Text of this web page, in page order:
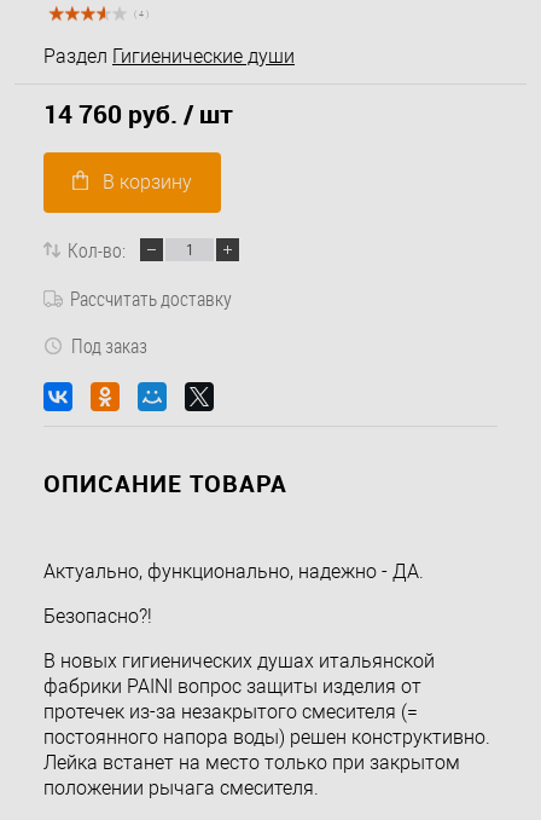
( 4 )
Раздел Гигиенические души
14 760 руб. / шт
В корзину
Кол-во:
Рассчитать доставку
Под заказ
ОПИСАНИЕ ТОВАРА
Актуально, функционально, надежно - ДА.
Безопасно?!
В новых гигиенических душах итальянской
фабрики PAINI вопрос защиты изделия от
протечек из-за незакрытого смесителя (=
постоянного напора воды) решен конструктивно.
Лейка встанет на место только при закрытом
положении рычага смесителя.